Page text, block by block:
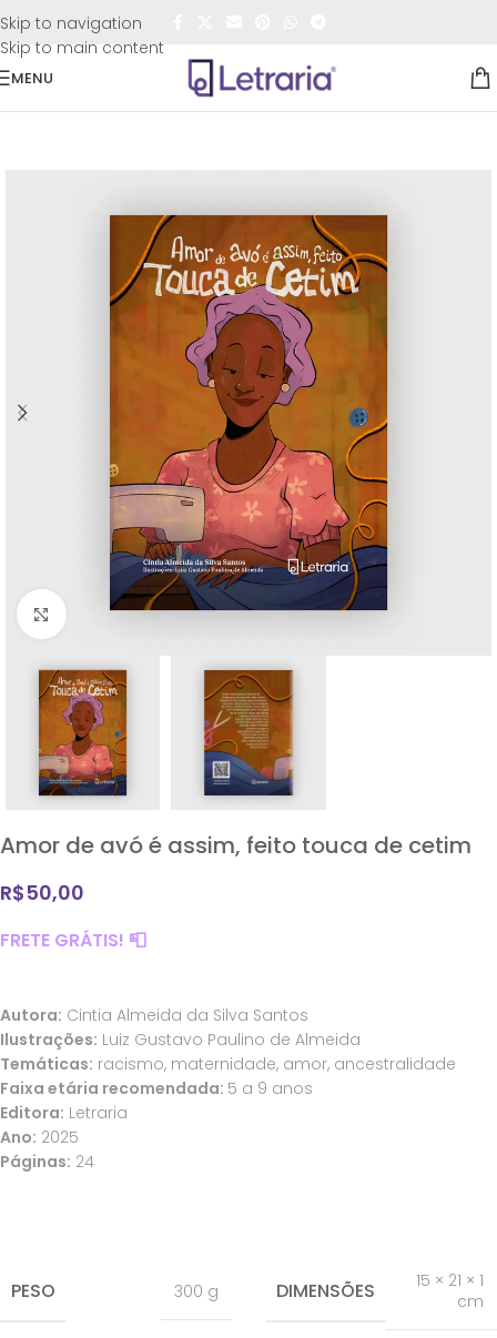
Skip to navigation
Skip to main content
FRETE GRÁTIS
MENU
Infantil / Infantojuvenil
Clique para ampliar
Amor de avó é assim, feito touca de cetim
R$50,00
FRETE GRÁTIS! 📮
Autora: Cintia Almeida da Silva Santos
Ilustrações: Luiz Gustavo Paulino de Almeida
Temáticas: racismo, maternidade, amor, ancestralidade
Faixa etária recomendada: 5 a 9 anos
Editora: Letraria
Ano: 2025
Páginas: 24
PESO 300 g DIMENSÕES
15 × 21 × 1
cm